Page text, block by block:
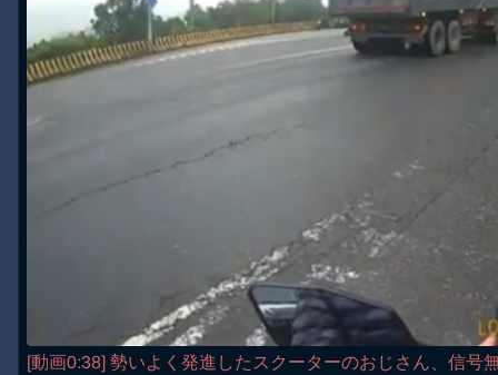
[動画0:38] 勢いよく発進したスクーターのおじさん、信号